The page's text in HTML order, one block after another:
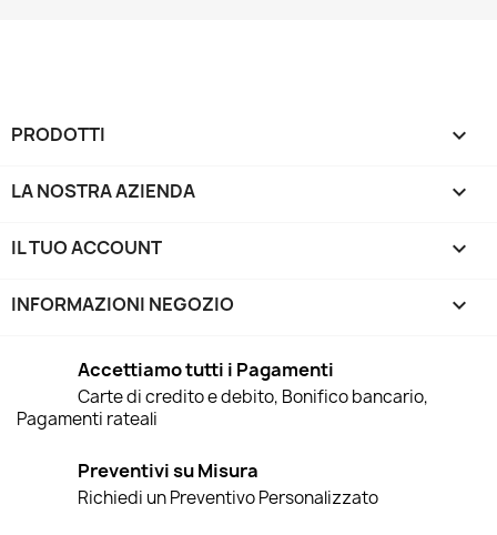
PRODOTTI 
LA NOSTRA AZIENDA 
IL TUO ACCOUNT 
INFORMAZIONI NEGOZIO keyboard_arrow_down
Accettiamo tutti i Pagamenti
Carte di credito e debito, Bonifico bancario,
Pagamenti rateali
Preventivi su Misura
Richiedi un Preventivo Personalizzato